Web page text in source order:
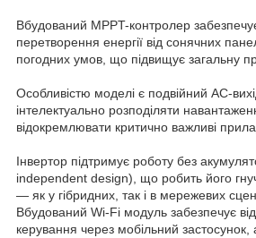
Вбудований MPPT-контролер
перетворення енергії від сонячних
погодних умов, що підвищує загальну
Особливістю моделі є подвійний AC-
інтелектуально розподіляти
відокремлювати критично важливі
Інвертор підтримує роботу без
independent design), що робить його
— як у гібридних, так і в мережевих
Вбудований Wi-Fi модуль забезпечує
керування через мобільний застосунок,